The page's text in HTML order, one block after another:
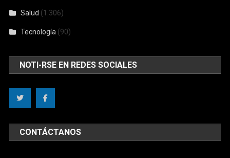
Salud (1.306)
Tecnología (90)
NOTI-RSE EN REDES SOCIALES
CONTÁCTANOS